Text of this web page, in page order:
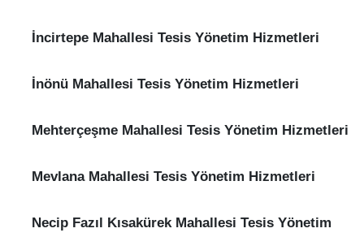
İncirtepe Mahallesi Tesis Yönetim Hizmetleri
İnönü Mahallesi Tesis Yönetim Hizmetleri
Mehterçeşme Mahallesi Tesis Yönetim Hizmetleri
Mevlana Mahallesi Tesis Yönetim Hizmetleri
Necip Fazıl Kısakürek Mahallesi Tesis Yönetim